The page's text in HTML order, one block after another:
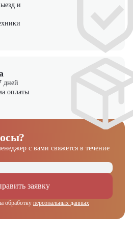
и
дней
оплаты
с вами свяжется в течение
заявку
обработку персональных данных